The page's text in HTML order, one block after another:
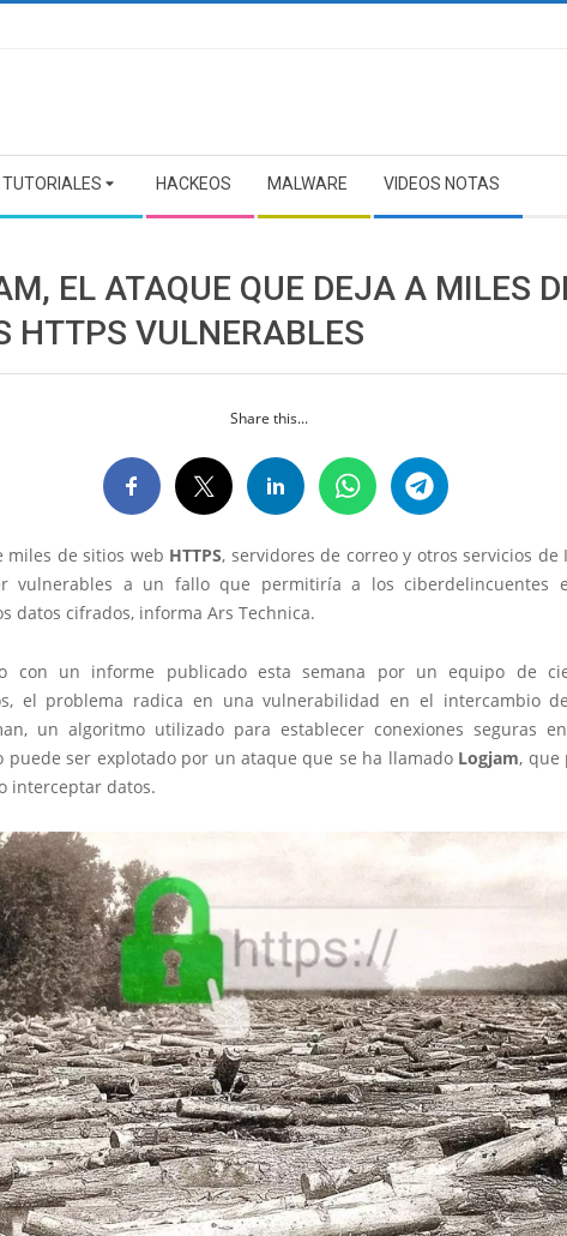
TUTORIALES HACKEOS MALWARE VIDEOS NOTAS
EL ATAQUE QUE DEJA A MILES
HTTPS VULNERABLES
Share this...
miles de sitios web HTTPS, servidores de correo y otros servicios de
vulnerables a un fallo que permitiría a los ciberdelincuentes
datos cifrados, informa Ars Technica.
con un informe publicado esta semana por un equipo de
el problema radica en una vulnerabilidad en el intercambio
un algoritmo utilizado para establecer conexiones seguras
puede ser explotado por un ataque que se ha llamado Logjam, que
interceptar datos.